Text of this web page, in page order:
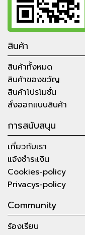
สินค้า
สินค้าทั้งหมด
สินค้าของขวัญ
สินค้าโปรโมชั่น
สั่งออกแบบสินค้า
การสนับสนุน
เกี่ยวกับเรา
แจ้งชำระเงิน
Cookies-policy
Privacys-policy
Community
ร้องเรียน